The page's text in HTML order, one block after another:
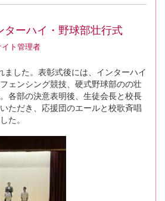
ターハイ・野球部壮行式
ト管理者
した。表彰式後には、インターハイ
ェンシング競技、硬式野球部のの壮
各部の決意表明後、生徒会長と校長
ただき、応援団のエールと校歌斉唱
た。